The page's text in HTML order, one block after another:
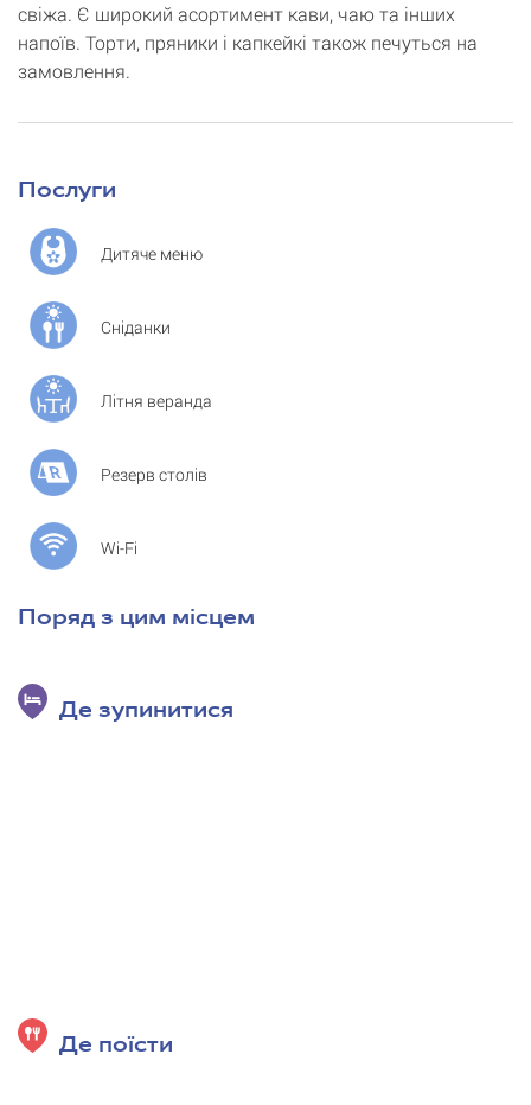
свіжа. Є широкий асортимент кави, чаю та інших
напоїв. Торти, пряники і капкейкі також печуться на
замовлення.
Послуги
Дитяче меню
Сніданки
Літня веранда
Резерв столів
Wi-Fi
Поряд з цим місцем
Де зупинитися
Де поїсти